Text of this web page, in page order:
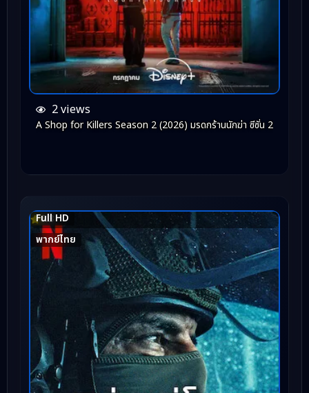
2 views
A Shop for Killers Season 2 (2026) มรดกร้านนักฆ่า ซีซั่น 2
Full HD
พากย์ไทย
6.3